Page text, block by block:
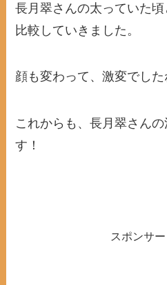
長月翠さんの太っていた
比較していきました。
顔も変わって、激変でした
これからも、長月翠さん
す！
スポンサ